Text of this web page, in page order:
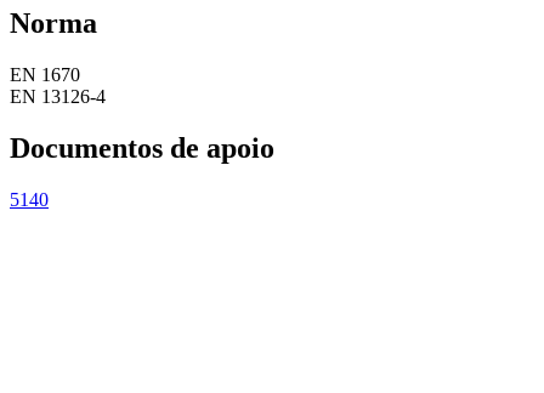
Norma
EN 1670
EN 13126-4
Documentos de apoio
5140